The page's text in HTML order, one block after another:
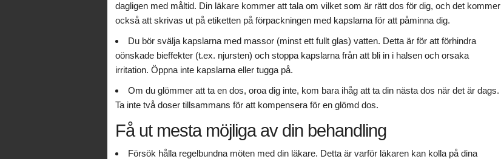
dagligen med måltid. Din läkare kommer att tala om vilket som är rätt dos för dig, och det kommer
också att skrivas ut på etiketten på förpackningen med kapslarna för att påminna dig.
Du bör svälja kapslarna med massor (minst ett fullt glas) vatten. Detta är för att förhindra
oönskade bieffekter (t.ex. njursten) och stoppa kapslarna från att bli in i halsen och orsaka
irritation. Öppna inte kapslarna eller tugga på.
Om du glömmer att ta en dos, oroa dig inte, kom bara ihåg att ta din nästa dos när det är dags.
Ta inte två doser tillsammans för att kompensera för en glömd dos.
Få ut mesta möjliga av din behandling
Försök hålla regelbundna möten med din läkare. Detta är varför läkaren kan kolla på dina